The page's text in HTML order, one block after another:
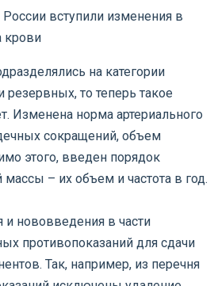
вступили изменения в
крови
на категории
то теперь такое
Изменена норма артериального
сокращений, объем
этого, введен порядок
– их объем и частота в год.
и нововведения в части
противопоказаний для сдачи
Так, например, из перечня